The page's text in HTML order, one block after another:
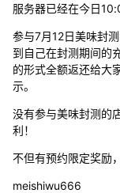
服务器已经在今日
参与7月12日美味封
到自己在封测期间的
的形式全额返还给大
示。
没有参与美味封测的
利！
不但有预约限定奖励
meishiwu666